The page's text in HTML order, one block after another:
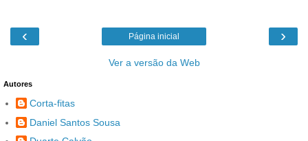
‹ ›
Página inicial
Ver a versão da Web
Autores
Corta-fitas
Daniel Santos Sousa